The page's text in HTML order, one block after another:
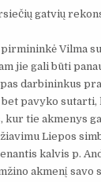
gatvių
Vilma
jie gali būti
darbininkus
pavyko
kur tie akmenys
Liepos
kalvis p.
akmenį savo